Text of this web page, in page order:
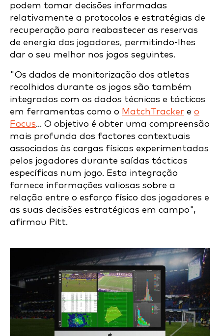
podem tomar decisões informadas
relativamente a protocolos e estratégias de
recuperação para reabastecer as reservas
de energia dos jogadores, permitindo-lhes
dar o seu melhor nos jogos seguintes.
"Os dados de monitorização dos atletas
recolhidos durante os jogos são também
integrados com os dados técnicos e tácticos
em ferramentas como o MatchTracker e o
Focus... O objetivo é obter uma compreensão
mais profunda dos factores contextuais
associados às cargas físicas experimentadas
pelos jogadores durante saídas tácticas
específicas num jogo. Esta integração
fornece informações valiosas sobre a
relação entre o esforço físico dos jogadores e
as suas decisões estratégicas em campo",
afirmou Pitt.